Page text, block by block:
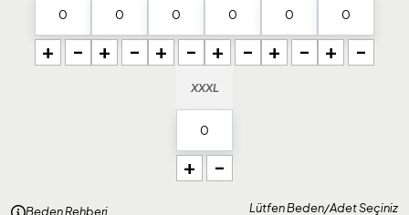
+ - + - + - + - + - + -
XXXL
+ -
Beden Rehberi Lütfen Beden/Adet Seçiniz